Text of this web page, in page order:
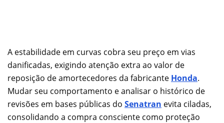
A estabilidade em curvas cobra seu preço em vias
danificadas, exigindo atenção extra ao valor de
reposição de amortecedores da fabricante Honda.
Mudar seu comportamento e analisar o histórico de
revisões em bases públicas do Senatran evita ciladas,
consolidando a compra consciente como proteção